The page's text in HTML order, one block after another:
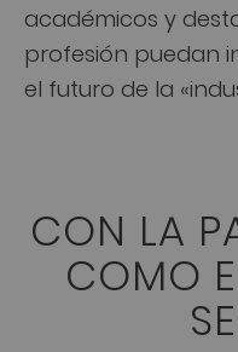
académicos y
profesión puedan
el futuro de la
CON LA
COMO